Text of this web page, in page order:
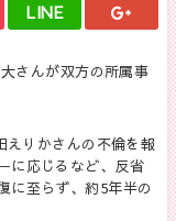
LINE
さんが双方の所属事
えりかさんの不倫を報
に応じるなど、反省
に至らず、約5年半の